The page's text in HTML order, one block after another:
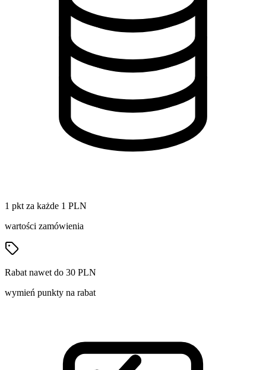
1 pkt za każde 1 PLN
wartości zamówienia
Rabat nawet do 30 PLN
wymień punkty na rabat